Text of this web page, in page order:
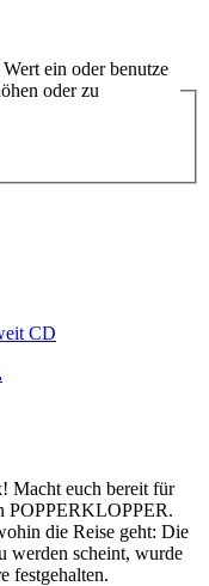
ein oder benutze
oder zu
Macht euch bereit für
POPPERKLOPPER.
die Reise geht: Die
werden scheint, wurde
festgehalten.